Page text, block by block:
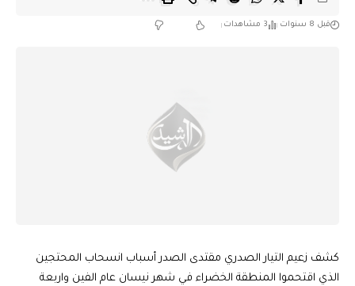
قبل 8 سنوات 3 مشاهدات
كشف زعيم التيار الصدري مقتدى الصدر أسباب انسحاب المحتجين
الذي اقتحموا المنطقة الخضراء في شهر نيسان عام الفين واربعة